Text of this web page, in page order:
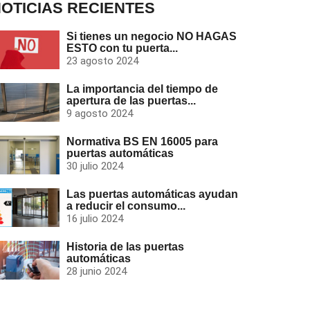
RECIENTES
Si tienes un negocio NO HAGAS
ESTO con tu puerta...
23 agosto 2024
La importancia del tiempo de
apertura de las puertas...
9 agosto 2024
Normativa BS EN 16005 para
puertas automáticas
30 julio 2024
Las puertas automáticas ayudan
a reducir el consumo...
16 julio 2024
Historia de las puertas
automáticas
28 junio 2024